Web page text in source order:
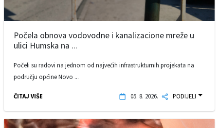
Počela obnova vodovodne i kanalizacione mreže u
ulici Humska na ...
Počeli su radovi na jednom od najvećih infrastrukturnih projekata na
području općine Novo ...
ČITAJ VIŠE 05. 8. 2026. PODIJELI